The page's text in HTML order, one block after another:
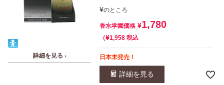
詳細を見る ›
¥のところ
香水学園価格 ¥1,780
¥1,958 税込
日本未発売！
詳細を見る